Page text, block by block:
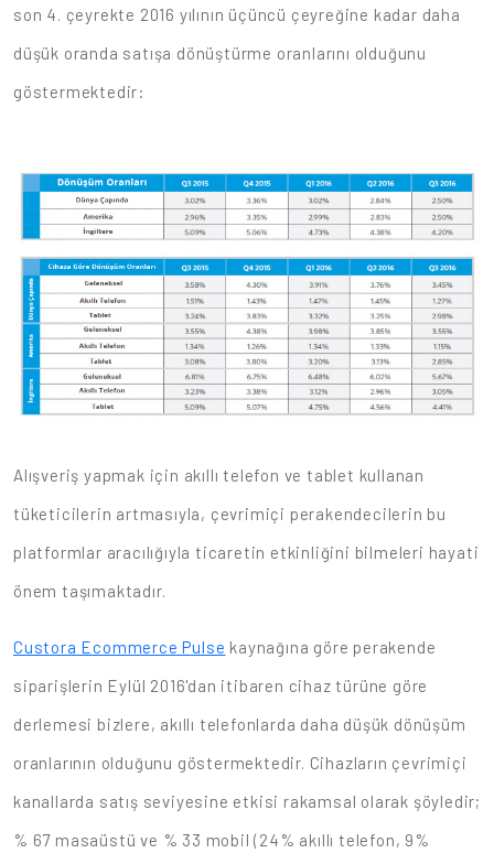
son 4. çeyrekte 2016 yılının üçüncü çeyreğine kadar daha
düşük oranda satışa dönüştürme oranlarını olduğunu
göstermektedir:
Alışveriş yapmak için akıllı telefon ve tablet kullanan
tüketicilerin artmasıyla, çevrimiçi perakendecilerin bu
platformlar aracılığıyla ticaretin etkinliğini bilmeleri hayati
önem taşımaktadır.
Custora Ecommerce Pulse kaynağına göre perakende
siparişlerin Eylül 2016'dan itibaren cihaz türüne göre
derlemesi bizlere, akıllı telefonlarda daha düşük dönüşüm
oranlarının olduğunu göstermektedir. Cihazların çevrimiçi
kanallarda satış seviyesine etkisi rakamsal olarak şöyledir;
% 67 masaüstü ve % 33 mobil (24% akıllı telefon, 9%